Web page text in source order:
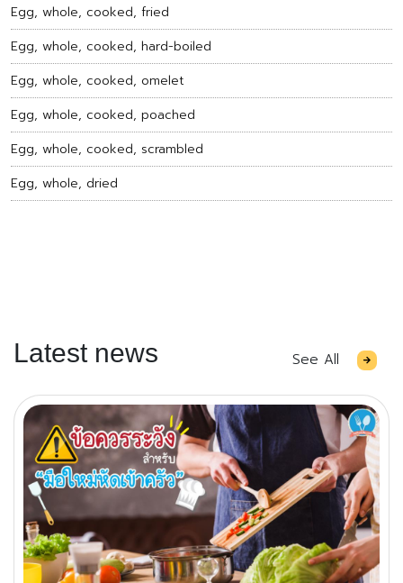
Egg, whole, cooked, fried
Egg, whole, cooked, hard-boiled
Egg, whole, cooked, omelet
Egg, whole, cooked, poached
Egg, whole, cooked, scrambled
Egg, whole, dried
Latest news See All